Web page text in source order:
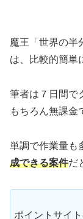
魔王「世界の半
は、比較的簡単
筆者は７日間で
もちろん無課金
単調で作業量も
成できる案件だ
ポイントサイ